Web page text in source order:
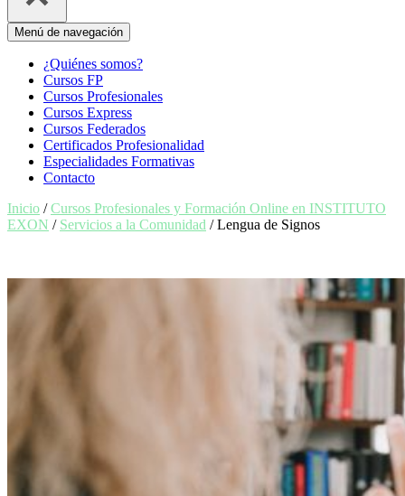
Menú de navegación
¿Quiénes somos?
Cursos FP
Cursos Profesionales
Cursos Express
Cursos Federados
Certificados Profesionalidad
Especialidades Formativas
Contacto
Inicio /Cursos Profesionales y Formación Online en INSTITUTO
EXON / Servicios a la Comunidad / Lengua de Signos